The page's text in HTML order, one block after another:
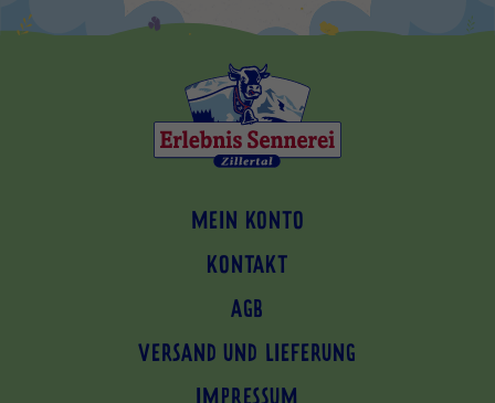
MEIN KONTO
KONTAKT
AGB
VERSAND UND LIEFERUNG